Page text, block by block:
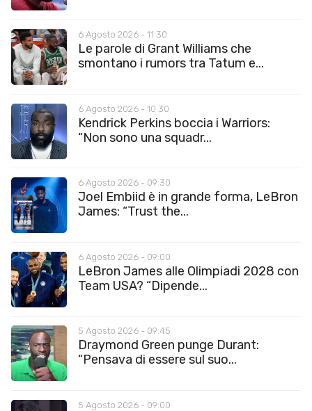
6 Agosto 2026 - 11:30
Le parole di Grant Williams che
smontano i rumors tra Tatum e...
6 Agosto 2026 - 10:30
Kendrick Perkins boccia i Warriors:
“Non sono una squadr...
6 Agosto 2026 - 09:30
Joel Embiid è in grande forma, LeBron
James: “Trust the...
6 Agosto 2026 - 09:00
LeBron James alle Olimpiadi 2028 con
Team USA? “Dipende...
5 Agosto 2026 - 09:45
Draymond Green punge Durant:
“Pensava di essere sul suo...
5 Agosto 2026 - 09:00